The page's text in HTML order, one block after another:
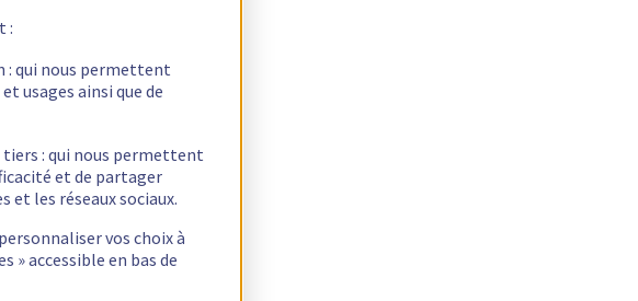
:
: qui nous permettent
usages ainsi que de
tiers : qui nous permettent
et de partager
et les réseaux sociaux.
vos choix à
» accessible en bas de